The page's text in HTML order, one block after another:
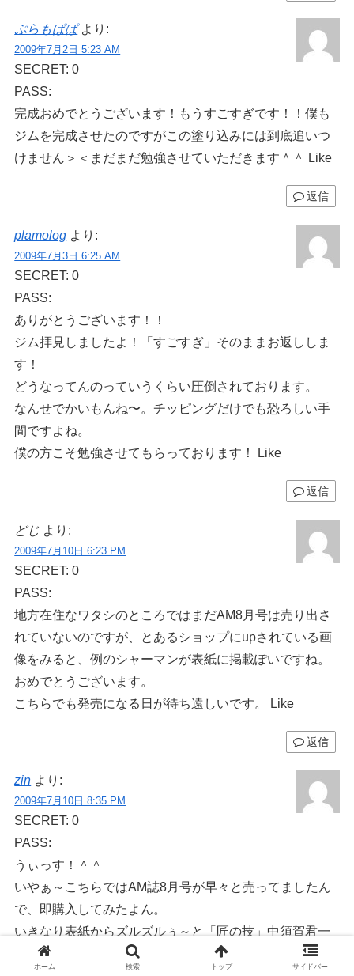
ぷらもぱぱ より:
2009年7月2日 5:23 AM
SECRET: 0
PASS:
完成おめでとうございます！もうすごすぎです！！僕も
ジムを完成させたのですがこの塗り込みには到底追いつ
けません＞＜まだまだ勉強させていただきます＾＾ Like
返信
plamolog より:
2009年7月3日 6:25 AM
SECRET: 0
PASS:
ありがとうございます！！
ジム拝見しましたよ！「すごすぎ」そのままお返ししま
す！
どうなってんのっていうくらい圧倒されております。
なんせでかいもんね〜。チッピングだけでも恐ろしい手
間ですよね。
僕の方こそ勉強させてもらっております！ Like
返信
どじ より:
2009年7月10日 6:23 PM
SECRET: 0
PASS:
地方在住なワタシのところではまだAM8月号は売り出さ
れていないのですが、とあるショップにupされている画
像をみると、例のシャーマンが表紙に掲載ぽいですね。
おめでとうございます。
こちらでも発売になる日が待ち遠しいです。 Like
返信
zin より:
2009年7月10日 8:35 PM
SECRET: 0
PASS:
うぃっす！＾＾
いやぁ～こちらではAM誌8月号が早々と売ってましたん
で、即購入してみたよん。
いきなり表紙からズルズルぅ～と「匠の技」中須賀君一
色やん！！
ホーム 検索 トップ サイドバー